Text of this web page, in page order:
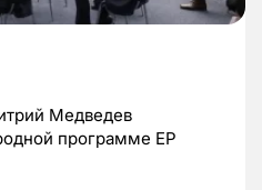
Медведев
программе ЕР